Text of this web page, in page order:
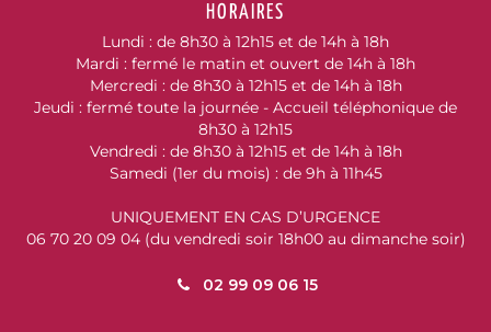
HORAIRES
Lundi : de 8h30 à 12h15 et de 14h à 18h
Mardi : fermé le matin et ouvert de 14h à 18h
Mercredi : de 8h30 à 12h15 et de 14h à 18h
Jeudi : fermé toute la journée - Accueil téléphonique de
8h30 à 12h15
Vendredi : de 8h30 à 12h15 et de 14h à 18h
Samedi (1er du mois) : de 9h à 11h45
UNIQUEMENT EN CAS D’URGENCE
06 70 20 09 04 (du vendredi soir 18h00 au dimanche soir)
02 99 09 06 15